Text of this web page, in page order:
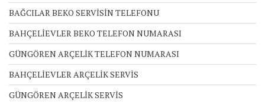
BAĞCILAR BEKO SERVİSİN TELEFONU
BAHÇELİEVLER BEKO TELEFON NUMARASI
GÜNGÖREN ARÇELİK TELEFON NUMARASI
BAHÇELİEVLER ARÇELİK SERVİS
GÜNGÖREN ARÇELİK SERVİS